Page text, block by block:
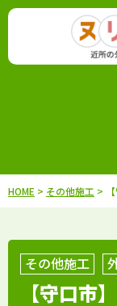
HOME > その他施工 > 【守
その他施工
【守口